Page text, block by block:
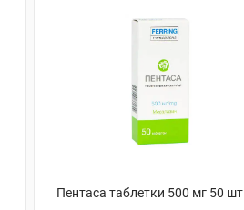
Пентаса таблетки 500 мг 50 шт